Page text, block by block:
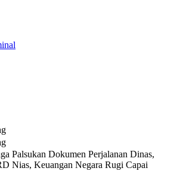
Palsukan Dokumen Perjalanan Dinas,
Nias, Keuangan Negara Rugi Capai